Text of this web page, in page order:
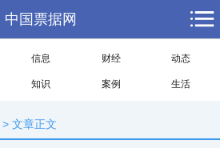
中国票据网
信息 财经 动态
知识 案例 生活
> 文章正文